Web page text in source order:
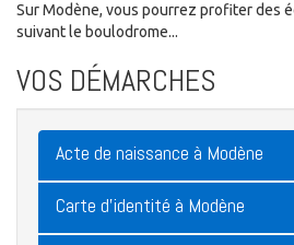
Sur Modène, vous pourrez profiter des
suivant le boulodrome...
VOS DÉMARCHES
Acte de naissance à Modène
Carte d'identité à Modène